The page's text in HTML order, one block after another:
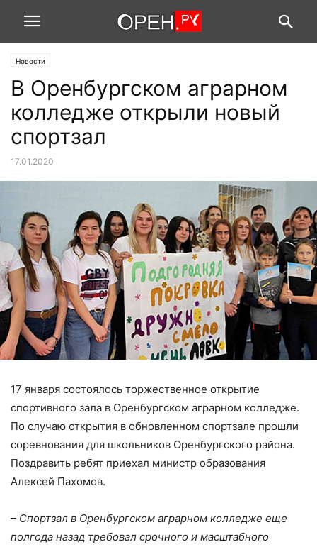
Новости
В Оренбургском аграрном
колледже открыли новый
спортзал
17.01.2020
17 января состоялось торжественное открытие
спортивного зала в Оренбургском аграрном колледже.
По случаю открытия в обновленном спортзале прошли
соревнования для школьников Оренбургского района.
Поздравить ребят приехал министр образования
Алексей Пахомов.
– Спортзал в Оренбургском аграрном колледже еще
полгода назад требовал срочного и масштабного